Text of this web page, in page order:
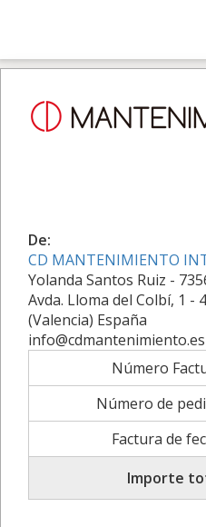
De:
CD MANTENIMIENTO
Yolanda Santos Ruiz -
Avda. Lloma del Colbí, 1 -
(Valencia) España
info@cdmantenimiento.es
Número
Número de
Factura de
Importe